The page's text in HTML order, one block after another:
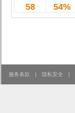
58 54%
服务条款 | 隐私安全 |